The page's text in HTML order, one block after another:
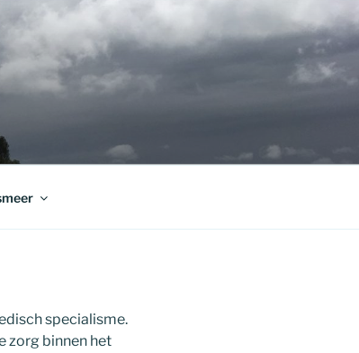
specialisme.
zorg binnen het